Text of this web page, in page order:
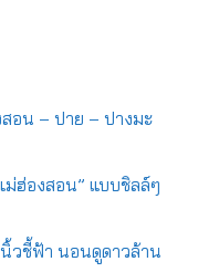
อน – ปาย – ปางมะ
ฮ่องสอน” แบบชิลล์ๆ
นิ้วชี้ฟ้า นอนดูดาวล้าน